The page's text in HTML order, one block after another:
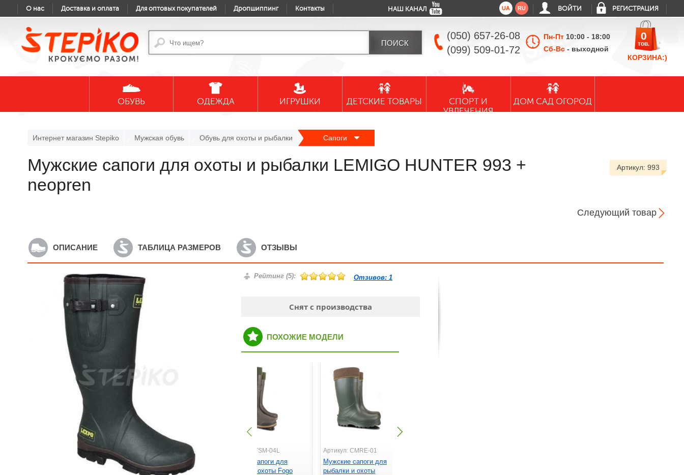
О нас Доставка и оплата Для оптовых покупателей Дропшиппинг Контакты НАШ КАНАЛ UA RU ВОЙТИ РЕГИСТРАЦИЯ
(050) 657-26-08
(099) 509-01-72
Пн-Пт 10:00 - 18:00
Сб-Вс - выходной
КОРЗИНА:)
0
тов.
ОБУВЬ ОДЕЖДА ИГРУШКИ ДЕТСКИЕ ТОВАРЫ
СПОРТ И
УВЛЕЧЕНИЯ
ДОМ САД ОГОРОД
Интернет магазин Stepiko Мужская обувь Обувь для охоты и рыбалки Сапоги
Мужские сапоги для охоты и рыбалки LEMIGO HUNTER 993 +
neopren
Артикул: 993
Следующий товар
ОПИСАНИЕ ТАБЛИЦА РАЗМЕРОВ ОТЗЫВЫ
Рейтинг (5): Отзивов: 1
Снят с производства
ПОХОЖИЕ МОДЕЛИ
Артикул: CMRV-01
Мужские сапоги для
рыбалки и охоты
Артикул: ETSM-04L
Мужские сапоги для
рыбалки и охоты Fogo
Артикул: CMRE-01
Мужские сапоги для
рыбалки и охоты